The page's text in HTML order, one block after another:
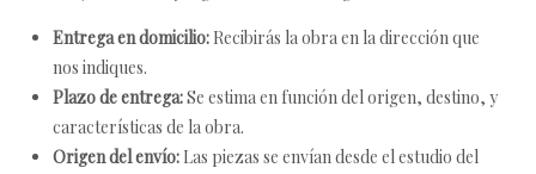
Entrega en domicilio: Recibirás la obra en la dirección que
nos indiques.
Plazo de entrega:Se estima en función del origen, destino, y
características de la obra.
Origen del envío: Las piezas se envían desde el estudio del